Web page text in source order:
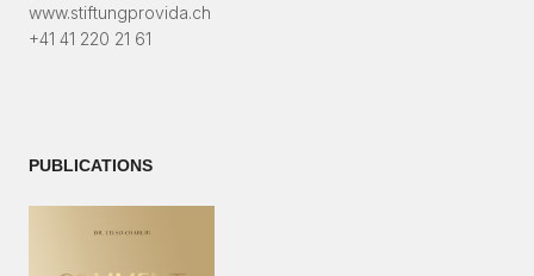
www.stiftungprovida.ch
+41 41 220 21 61
PUBLICATIONS